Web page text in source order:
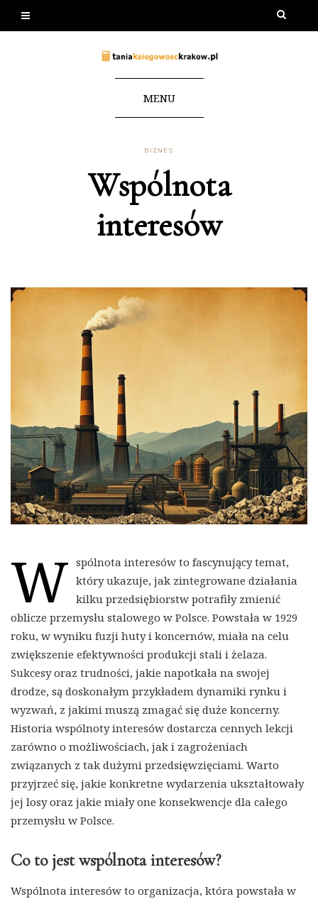
MENU
BIZNES
Wspólnota
interesów
W spólnota interesów to fascynujący temat,
który ukazuje, jak zintegrowane działania
kilku przedsiębiorstw potrafiły zmienić
oblicze przemysłu stalowego w Polsce. Powstała w 1929
roku, w wyniku fuzji huty i koncernów, miała na celu
zwiększenie efektywności produkcji stali i żelaza.
Sukcesy oraz trudności, jakie napotkała na swojej
drodze, są doskonałym przykładem dynamiki rynku i
wyzwań, z jakimi muszą zmagać się duże koncerny.
Historia wspólnoty interesów dostarcza cennych lekcji
zarówno o możliwościach, jak i zagrożeniach
związanych z tak dużymi przedsięwzięciami. Warto
przyjrzeć się, jakie konkretne wydarzenia ukształtowały
jej losy oraz jakie miały one konsekwencje dla całego
przemysłu w Polsce.
Co to jest wspólnota interesów?
Wspólnota interesów to organizacja, która powstała w